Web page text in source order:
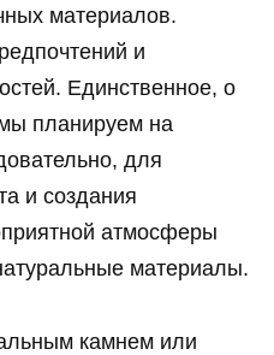
материалов.
и
Единственное, о
планируем на
для
и создания
атмосферы
материалы.
камнем или